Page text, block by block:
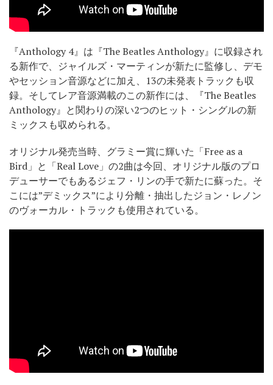
『Anthology 4』は『The Beatles Anthology』に収録され
る新作で、ジャイルズ・マーティンが新たに監修し、デモ
やセッション音源などに加え、13の未発表トラックも収
録。そしてレア音源満載のこの新作には、『The Beatles
Anthology』と関わりの深い2つのヒット・シングルの新
ミックスも収められる。
オリジナル発売当時、グラミー賞に輝いた「Free as a
Bird」と「Real Love」の2曲は今回、オリジナル版のプロ
デューサーでもあるジェフ・リンの手で新たに蘇った。そ
こには”デミックス”により分離・抽出したジョン・レノン
のヴォーカル・トラックも使用されている。